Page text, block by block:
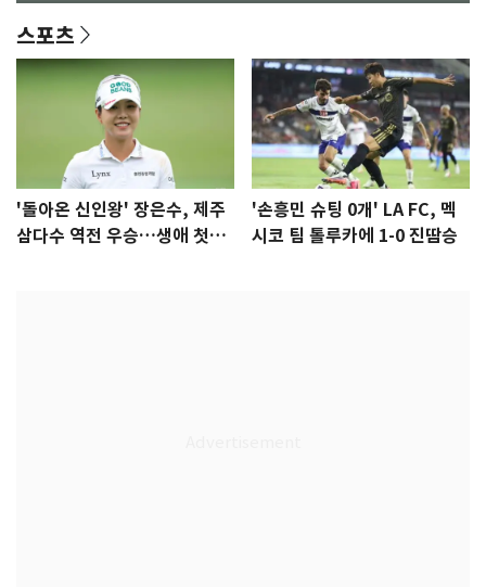
스포츠
'돌아온 신인왕' 장은수, 제주
삼다수 역전 우승…생애 첫승
'손흥민 슈팅 0개' LA FC, 멕
시코 팀 톨루카에 1-0 진땀승